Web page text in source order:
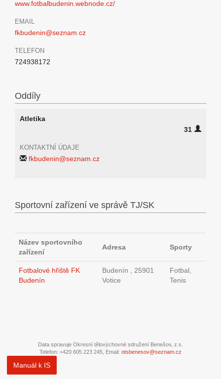
www.fotbalbudenin.webnode.cz/
EMAIL
fkbudenin@seznam.cz
TELEFON
724938172
Oddíly
Atletika
31
KONTAKTNÍ ÚDAJE
fkbudenin@seznam.cz
Sportovní zařízení ve správě TJ/SK
Název sportovního
zařízení
Adresa Sporty
Fotbalové hřiště FK
Budenín
Budenín , 25901
Votice
Fotbal,
Tenis
Data spravuje Okresní tělovýchovné sdružení Benešov, z.s.
Telefon: +420 605 223 245, Email: otsbenesov@seznam.cz
Manuál k IS